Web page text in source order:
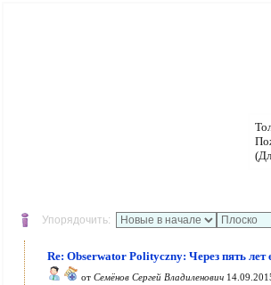
Упорядочить:
Re: Obserwator Polityczny: Через пять
от Семёнов Сергей Владиленович